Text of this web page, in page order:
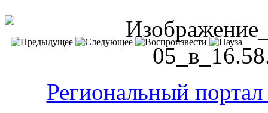
Региональный